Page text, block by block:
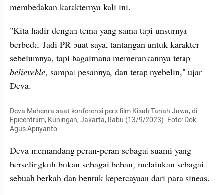
membedakan karakternya kali ini.
"Kita hadir dengan tema yang sama tapi unsurnya
berbeda. Jadi PR buat saya, tantangan untuk karakter
believeble, sampai pesannya, dan tetap nyebelin," ujar
Deva.
Deva Mahenra saat konferensi pers film Kisah Tanah Jawa, di
Epicentrum, Kuningan, Jakarta, Rabu (13/9/2023). Foto: Dok.
Agus Apriyanto
Deva memandang peran-peran sebagai suami yang
berselingkuh bukan sebagai beban, melainkan sebagai
sebuah berkah dan bentuk kepercayaan dari para sineas.